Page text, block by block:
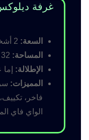
السعة:
المساحة:
الإطلالة:
المميزات:
فاخر،
الواي فاي